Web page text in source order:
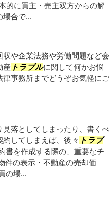
的に買主・売主双方からの解
場合で...
や企業法務や労働問題など会
産 トラブルに関して何かお悩
事務所までどうぞお気軽にご
落としてしまったり、書くべ
してしまえば、後々 トラブ
書を作成する際の、重要なチ
件の表示・不動産の売却価
の場...